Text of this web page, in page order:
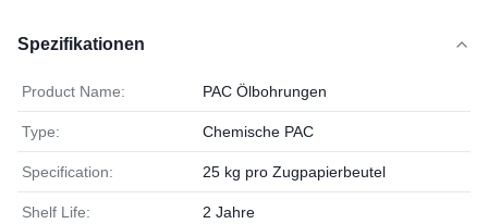
Spezifikationen
Product Name: PAC Ölbohrungen
Type: Chemische PAC
Specification: 25 kg pro Zugpapierbeutel
Shelf Life: 2 Jahre